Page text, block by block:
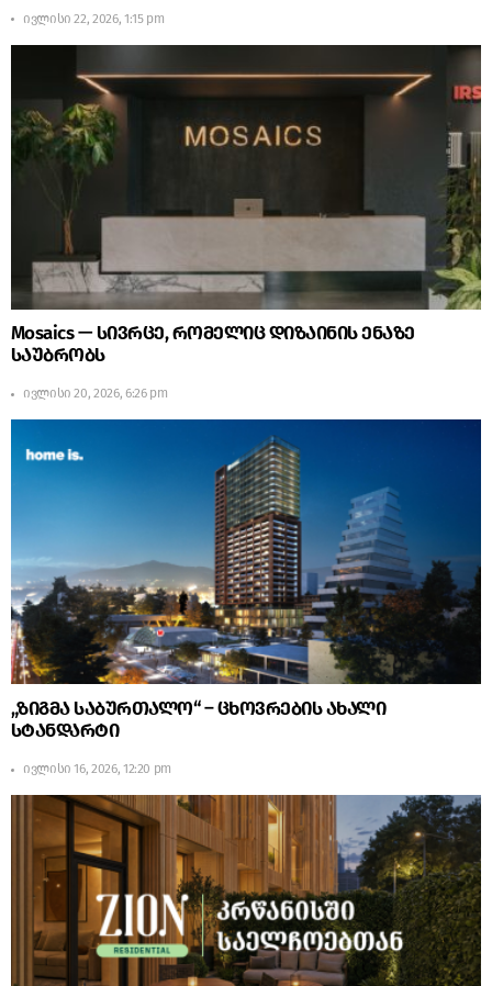
ივლისი 22, 2026, 1:15 pm
Mosaics — სივრცე, რომელიც დიზაინის ენაზე
საუბრობს
ივლისი 20, 2026, 6:26 pm
„ზიგმა საბურთალო“ – ცხოვრების ახალი
სტანდარტი
ივლისი 16, 2026, 12:20 pm